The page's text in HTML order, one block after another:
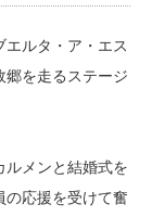
ルタ・ア・エス
郷を走るステージ
ルメンと結婚式を
の応援を受けて奮